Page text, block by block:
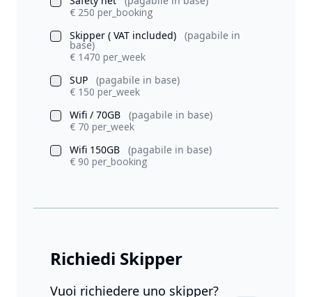
€ 250 per_booking
Skipper ( VAT included)
(pagabile in
base)
€ 1470 per_week
SUP
(pagabile in base)
€ 150 per_week
Wifi / 70GB
(pagabile in base)
€ 70 per_week
Wifi 150GB
(pagabile in base)
€ 90 per_booking
Richiedi Skipper
Vuoi richiedere uno skipper?